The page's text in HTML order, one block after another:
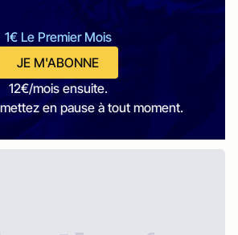
1€ Le Premier Mois
JE M'ABONNE
12€/mois ensuite.
en pause à tout moment.